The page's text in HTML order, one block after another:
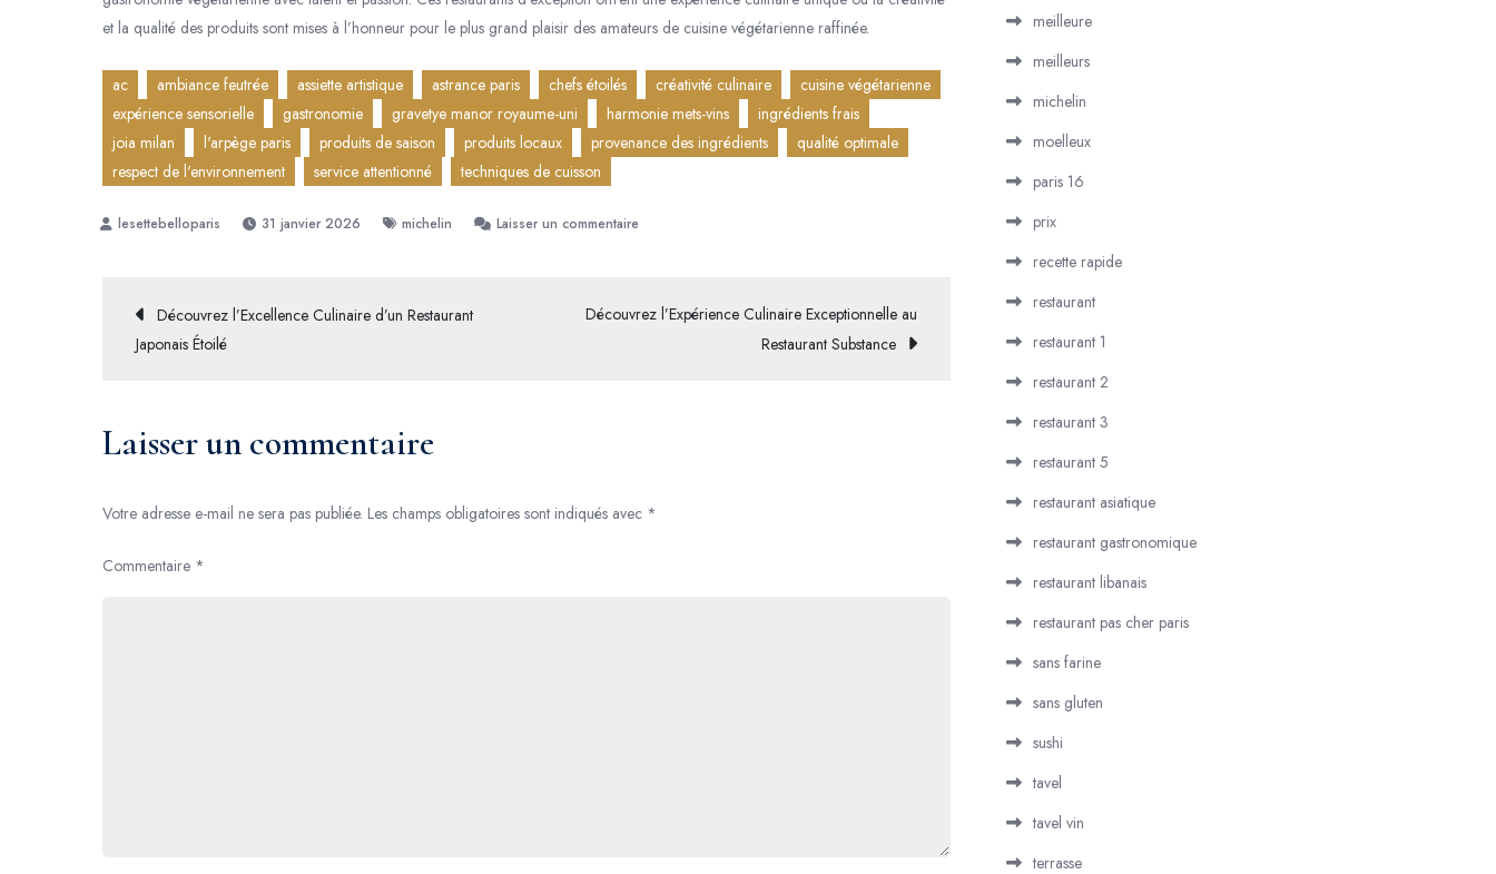
et la qualité des produits sont mises à l’honneur pour le plus grand plaisir des amateurs de cuisine végétarienne raffinée.
ac ambiance feutrée assiette artistique astrance paris chefs étoilés créativité culinaire
cuisine végétarienne
expérience sensorielle
gastronomie gravetye manor royaume-uni harmonie mets-vins
ingrédients frais
joia milan
l'arpège paris produits de saison produits locaux provenance des ingrédients
qualité optimale
respect de l'environnement
service attentionné techniques de cuisson
31 janvier 2026 michelin Laisser un commentairesur
Culinaire
Navigation
l’article
Découvrez l’Excellence Culinaire d’un Restaurant
Japonais Étoilé
Découvrez l’Expérience Culinaire Exceptionnelle au
Restaurant Substance
Laisser un commentaire
Votre adresse e-mail ne sera pas publiée. Les champs obligatoires sont indiqués avec *
Commentaire *
meilleure
meilleurs
michelin
moelleux
paris 16
prix
recette rapide
restaurant
restaurant 1
restaurant 2
restaurant 3
restaurant 5
restaurant asiatique
restaurant gastronomique
restaurant libanais
restaurant pas cher paris
sans farine
sans gluten
sushi
tavel
tavel vin
terrasse